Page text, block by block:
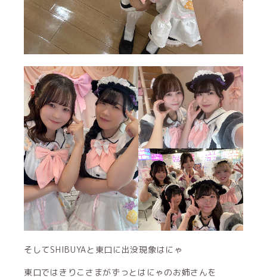
そしてSHIBUYAと東口に出没現象はにゃ
東口ではきりこさまがずっとはにゃのお姉さんを